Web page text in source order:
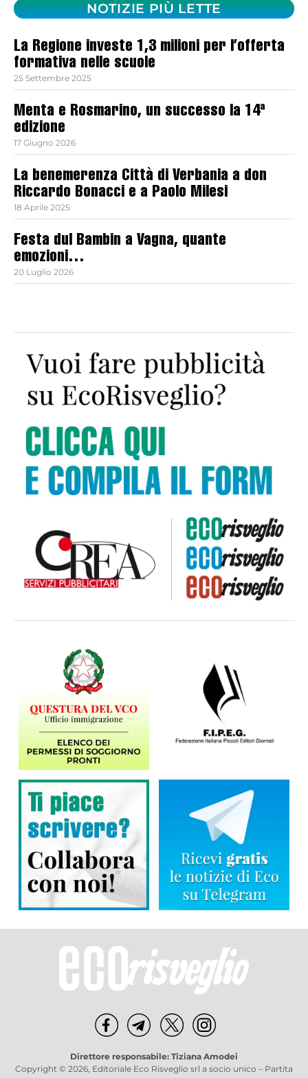
NOTIZIE PIÙ LETTE
La Regione investe 1,3 milioni per l’offerta
formativa nelle scuole
25 Settembre 2025
Menta e Rosmarino, un successo la 14ª
edizione
17 Giugno 2026
La benemerenza Città di Verbania a don
Riccardo Bonacci e a Paolo Milesi
18 Aprile 2025
Festa dul Bambin a Vagna, quante
emozioni…
20 Luglio 2026
Direttore responsabile: Tiziana Amodei
Copyright © 2026, Editoriale Eco Risveglio srl a socio unico – Partita